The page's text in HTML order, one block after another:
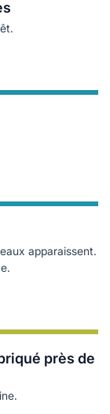
apparaissent.
près de